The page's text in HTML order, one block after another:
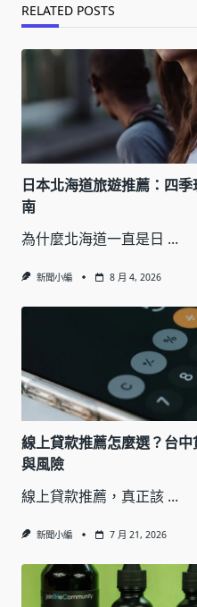
RELATED POSTS
日本北海道旅遊推薦：四
南
為什麼北海道一直是日 ...
新聞小編 8 月 4, 2026
線上貸款推薦怎麼選？台
與風險
線上貸款推薦，真正該 ...
新聞小編 7 月 21, 2026